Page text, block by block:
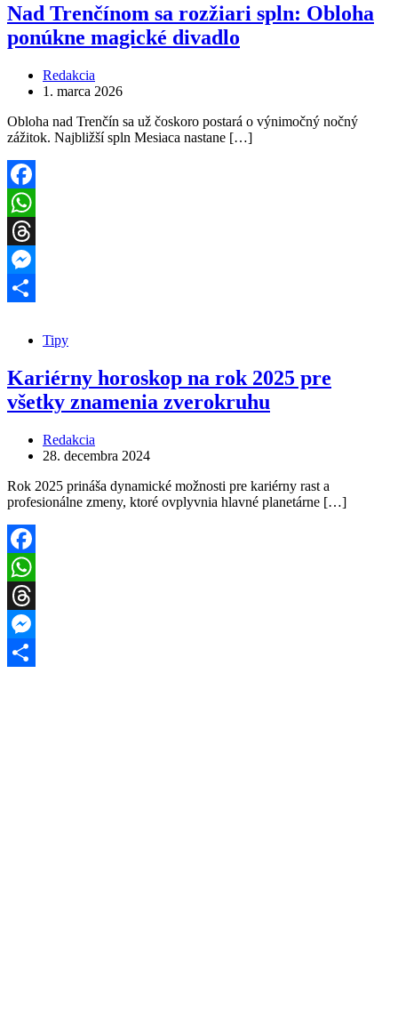
Nad Trenčínom sa rozžiari spln: Obloha
ponúkne magické divadlo
Redakcia
1. marca 2026
Obloha nad Trenčín sa už čoskoro postará o výnimočný nočný
zážitok. Najbližší spln Mesiaca nastane […]
Facebook
WhatsApp
Threads
Messenger
Tipy
Kariérny horoskop na rok 2025 pre
všetky znamenia zverokruhu
Redakcia
28. decembra 2024
Rok 2025 prináša dynamické možnosti pre kariérny rast a
profesionálne zmeny, ktoré ovplyvnia hlavné planetárne […]
Facebook
WhatsApp
Threads
Messenger